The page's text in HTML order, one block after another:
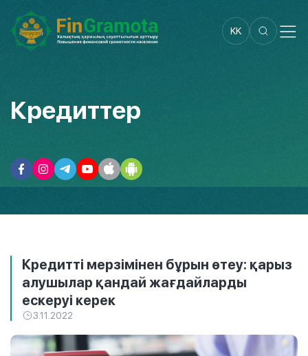
KK
Кредиттер
Кредитті мерзімінен бұрын өтеу: қарыз
алушылар қандай жағдайларды
ескеруі керек
3.11.2022